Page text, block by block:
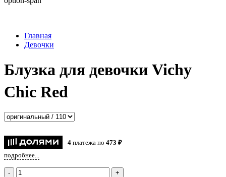
Главная
Девочки
Блузка для девочки Vichy
Chic Red
4 платежа по 473 ₽
подробнее...
-
+